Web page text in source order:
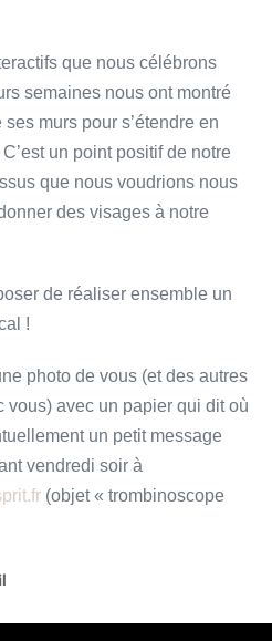
que nous célébrons
semaines nous ont montré
murs pour s’étendre en
un point positif de notre
que nous voudrions nous
des visages à notre
de réaliser ensemble un
!
photo de vous (et des autres
vous) avec un papier qui dit où
un petit message
vendredi soir à
(objet « trombinoscope